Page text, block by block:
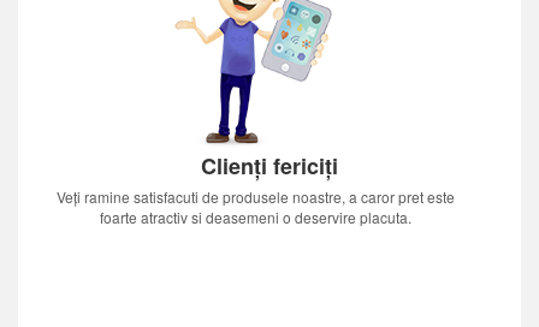
Clienți fericiți
Veți ramine satisfacuti de produsele noastre, a caror pret este
foarte atractiv si deasemeni o deservire placuta.